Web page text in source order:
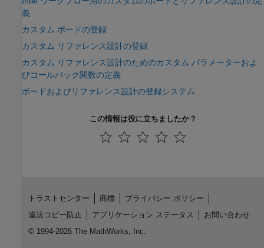
義
カスタム ボードの登録
カスタム リファレンス設計の登録
カスタム リファレンス設計のためのカスタム パラメーターおよ
びコールバック関数の定義
ボードおよびリファレンス設計の登録システム
この情報は役に立ちましたか？
トラストセンター 商標
プライバシー ポリシー
違法コピー防止
アプリケーション ステータス
お問い合わせ
© 1994-2026 The MathWorks, Inc.